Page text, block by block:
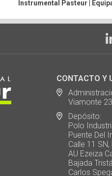
Instrumental Pasteur |
CONTACTO Y
Viamonte
Depósito:
Polo
Puente Del
Calle 11 SN,
AU Ezeiza
Bajada
Carlos